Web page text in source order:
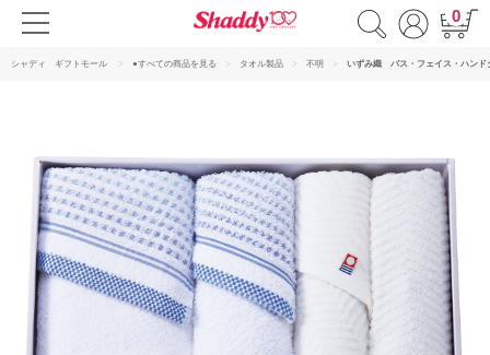
0
シャディ ギフトモール ●すべての商品を見る タオル製品 不明 いずみ織 バス・フェイス・ハンド